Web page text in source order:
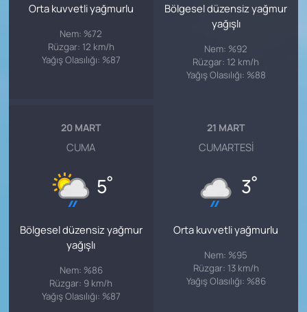
Orta kuvvetli yağmurlu
Nem: %72
Rüzgar: 12 km/h
Yağış Olasılığı: %87
Bölgesel düzensiz yağmur
yağışlı
Nem: %92
Rüzgar: 12 km/h
Yağış Olasılığı: %88
20 MART
CUMA
5°
Bölgesel düzensiz yağmur
yağışlı
Nem: %86
Rüzgar: 9 km/h
Yağış Olasılığı: %87
21 MART
CUMARTESI
3°
Orta kuvvetli yağmurlu
Nem: %95
Rüzgar: 13 km/h
Yağış Olasılığı: %86